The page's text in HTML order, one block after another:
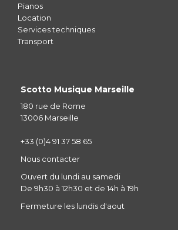
Pianos
Location
Services techniques
Transport
Scotto Musique Marseille
180 rue de Rome
13006 Marseille
+33 (0)4 91 37 58 65
Nous contacter
Ouvert du lundi au samedi
De 9h30 à 12h30 et de 14h à 19h
Fermeture les lundis d'aout